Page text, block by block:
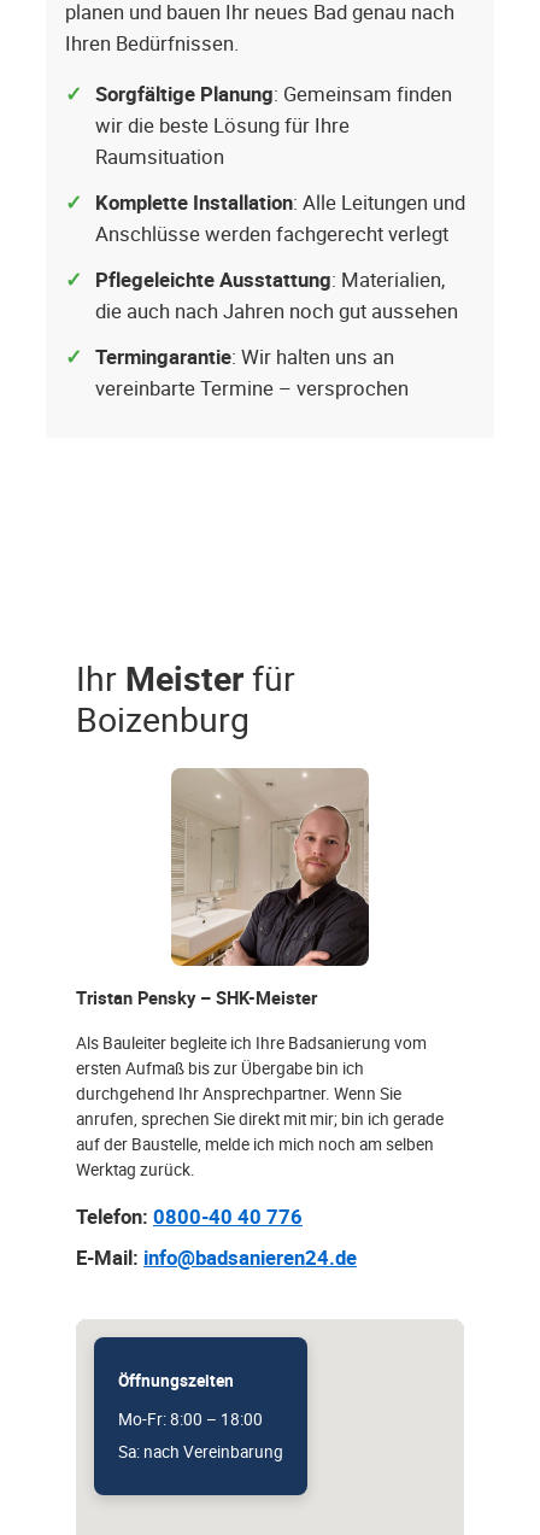
planen und bauen Ihr neues Bad genau nach
Ihren Bedürfnissen.
Sorgfältige Planung: Gemeinsam finden
wir die beste Lösung für Ihre
Raumsituation
Komplette Installation: Alle Leitungen und
Anschlüsse werden fachgerecht verlegt
Pflegeleichte Ausstattung: Materialien,
die auch nach Jahren noch gut aussehen
Termingarantie: Wir halten uns an
vereinbarte Termine – versprochen
Ihr Meisterfür
Boizenburg
Tristan Pensky – SHK-Meister
Als Bauleiter begleite ich Ihre Badsanierung vom
ersten Aufmaß bis zur Übergabe bin ich
durchgehend Ihr Ansprechpartner. Wenn Sie
anrufen, sprechen Sie direkt mit mir; bin ich gerade
auf der Baustelle, melde ich mich noch am selben
Werktag zurück.
Telefon: 0800-40 40 776
E-Mail: info@badsanieren24.de
Öffnungszeiten
Mo-Fr: 8:00 – 18:00
Sa: nach Vereinbarung